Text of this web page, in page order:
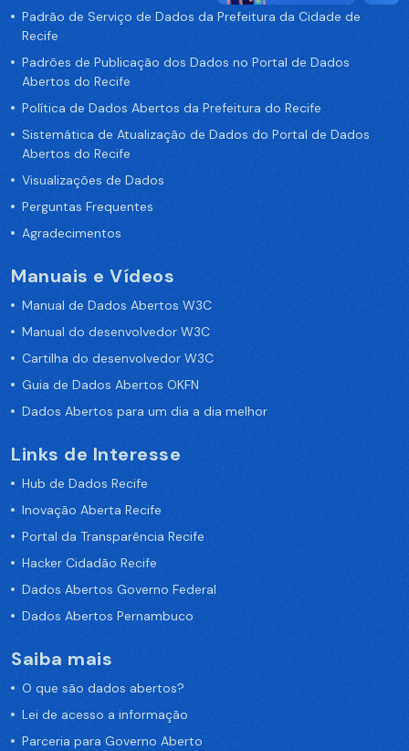
Padrão de Serviço de Dados da Prefeitura da Cidade de
Recife
Padrões de Publicação dos Dados no Portal de Dados
Abertos do Recife
Política de Dados Abertos da Prefeitura do Recife
Sistemática de Atualização de Dados do Portal de Dados
Abertos do Recife
Visualizações de Dados
Perguntas Frequentes
Agradecimentos
Manuais e Vídeos
Manual de Dados Abertos W3C
Manual do desenvolvedor W3C
Cartilha do desenvolvedor W3C
Guia de Dados Abertos OKFN
Dados Abertos para um dia a dia melhor
Links de Interesse
Hub de Dados Recife
Inovação Aberta Recife
Portal da Transparência Recife
Hacker Cidadão Recife
Dados Abertos Governo Federal
Dados Abertos Pernambuco
Saiba mais
O que são dados abertos?
Lei de acesso a informação
Parceria para Governo Aberto